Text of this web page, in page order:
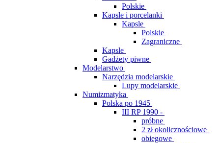
Polskie
Kapsle i porcelanki
Kapsle
Polskie
Zagraniczne
Kapsle
Gadżety piwne
Modelarstwo
Narzędzia modelarskie
Lupy modelarskie
Numizmatyka
Polska po 1945
III RP 1990 -
próbne
2 zł okolicznościowe
obiegowe